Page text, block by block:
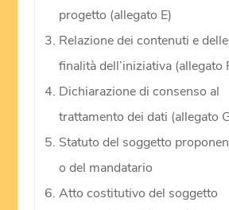
progetto (allegato E)
Relazione dei contenuti e delle
finalità dell’iniziativa (allegato
Dichiarazione di consenso al
trattamento dei dati (allegato
Statuto del soggetto
o del mandatario
Atto costitutivo del soggetto